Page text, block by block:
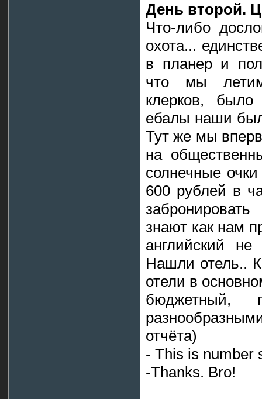
День второй.
Что-либо
охота...
в планер и
что мы
клерков,
ебалы наши
Тут же мы
на
солнечные
600 рублей в
знают как нам
английский
Нашли отель..
отели в
бюджетный,
отчёта)
- This is number
-Thanks. Bro!